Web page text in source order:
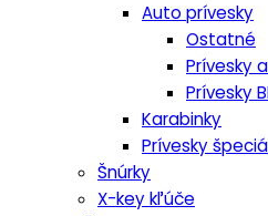
Auto prívesky
Ostatné
Prívesky
Prívesky
Karabinky
Prívesky
Šnúrky
X-key kľúče